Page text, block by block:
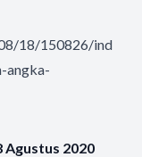
18/150826/ind
angka-
Agustus 2020